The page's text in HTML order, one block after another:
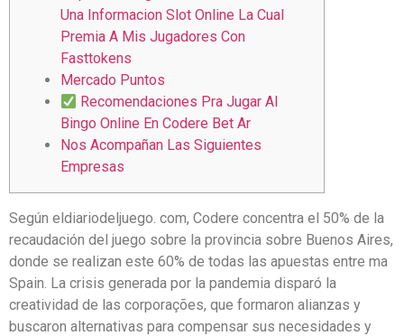
Una Informacion Slot Online La Cual
Premia A Mis Jugadores Con
Fasttokens
Mercado Puntos
Recomendaciones Pra Jugar Al
Bingo Online En Codere Bet Ar
Nos Acompañan Las Siguientes
Empresas
Según eldiariodeljuego. com, Codere concentra el 50% de la
recaudación del juego sobre la provincia sobre Buenos Aires,
donde se realizan este 60% de todas las apuestas entre ma
Spain. La crisis generada por la pandemia disparó la
creatividad de las corporações, que formaron alianzas y
buscaron alternativas para compensar sus necesidades y